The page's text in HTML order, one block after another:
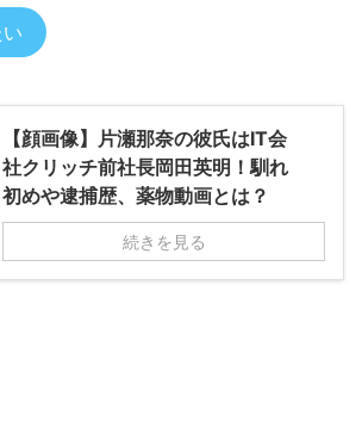
【顔画像】片瀬那奈の彼氏はIT会
社クリッチ前社長岡田英明！馴れ
初めや逮捕歴、薬物動画とは？
続きを見る